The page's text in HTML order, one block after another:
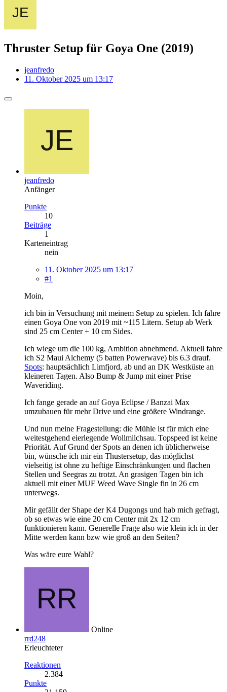
Thruster Setup für Goya One (2019)
jeanfredo
11. Oktober 2025 um 13:17
jeanfredo
Anfänger
Punkte
10
Beiträge
1
Karteneintrag
nein
11. Oktober 2025 um 13:17
#1
Moin,
ich bin in Versuchung mit meinem Setup zu spielen. Ich fahre
einen Goya One von 2019 mit ~115 Litern. Setup ab Werk
sind 25 cm Center + 10 cm Sides.
Ich wiege um die 100 kg, Ambition abnehmend. Aktuell fahre
ich S2 Maui Alchemy (5 batten Powerwave) bis 6.3 drauf.
Spots: hauptsächlich Limfjord, ab und an DK Westküste an
kleineren Tagen. Also Bump & Jump mit einer Prise
Waveriding.
Ich fange gerade an auf Goya Eclipse / Banzai Max
umzubauen für mehr Drive und eine größere Windrange.
Und nun meine Fragestellung: die Mühle ist für mich eine
weitestgehend eierlegende Wollmilchsau. Topspeed ist keine
Priorität. Auf Grund der Spots an denen ich üblicherweise
bin, wünsche ich mir ein Thustersetup, das möglichst
vielseitig ist ohne zu heftige Einschränkungen und flachen
Stellen und Seegras zu trotzt. An grasigen Tagen bin ich
aktuell mit einer MUF Weed Wave Single fin in 26 cm
unterwegs.
Mir gefällt der Shape der K4 Dugongs und hab mich gefragt,
ob so etwas wie eine 20 cm Center mit 2x 12 cm
funktionieren kann. Generelle Frage also wie klein ich in der
Mitte werden kann bzw wie groß an den Seiten?
Was wäre eure Wahl?
Online
rrd248
Erleuchteter
Reaktionen
2.384
Punkte